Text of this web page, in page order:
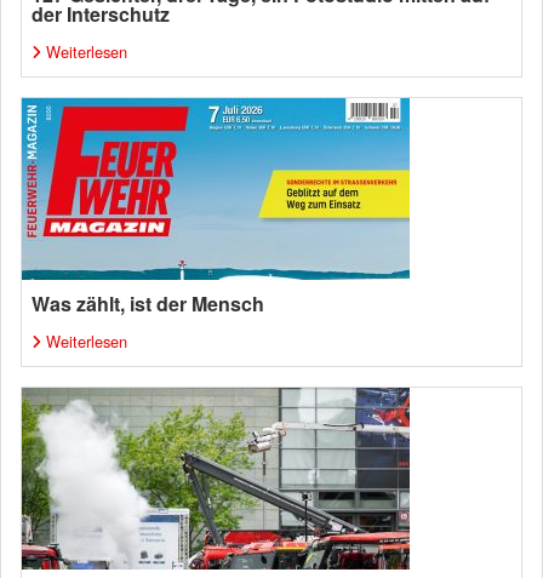
der Interschutz
Weiterlesen
Was zählt, ist der Mensch
Weiterlesen